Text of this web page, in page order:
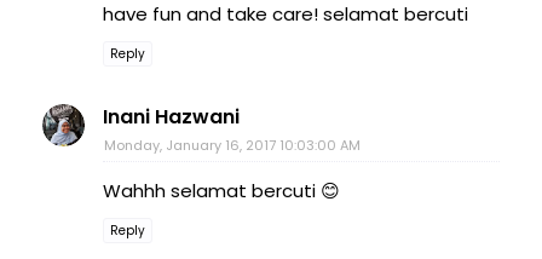
have fun and take care! selamat bercuti
Reply
Inani Hazwani
Monday, January 16, 2017 10:03:00 AM
Wahhh selamat bercuti 😊
Reply